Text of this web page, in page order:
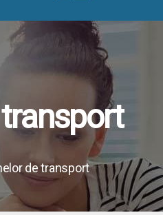
de transport